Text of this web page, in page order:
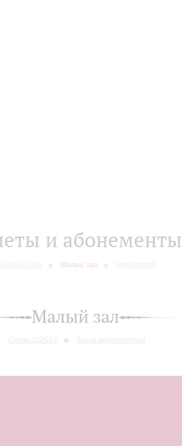
и абонементы
Малый зал
Малый зал
Сезон 2026/27 Архив абонементов